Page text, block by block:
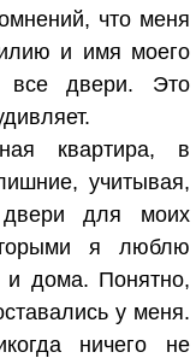
что меня
и имя моего
все двери. Это
квартира, в
учитывая,
для моих
я люблю
и дома. Понятно,
у меня.
ничего не